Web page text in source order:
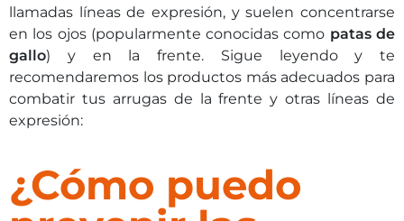
llamadas líneas de expresión, y suelen concentrarse
en los ojos (popularmente conocidas como patas de
gallo) y en la frente. Sigue leyendo y te
recomendaremos los productos más adecuados para
combatir tus arrugas de la frente y otras líneas de
expresión:
¿Cómo puedo